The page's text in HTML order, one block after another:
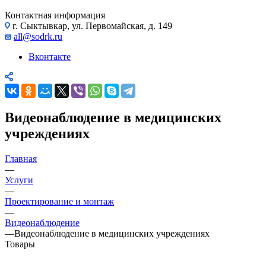
Контактная информация
г. Сыктывкар, ул. Первомайская, д. 149
all@sodrk.ru
Вконтакте
Видеонаблюдение в медицинских
учреждениях
Главная
—
Услуги
—
Проектирование и монтаж
—
Видеонаблюдение
—Видеонаблюдение в медицинских учреждениях
Товары